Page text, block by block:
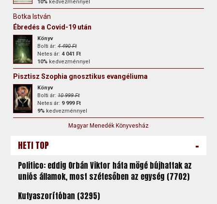
10% kedvezménnyel
Botka István
Ébredés a Covid-19 után
Könyv
Bolti ár:4 490 Ft
Netes ár:4 041 Ft
10% kedvezménnyel
Pisztisz Szophia gnosztikus evangéliuma
Könyv
Bolti ár:10 999 Ft
Netes ár: 9 999 Ft
9% kedvezménnyel
Magyar Menedék Könyvesház
HETI TOP -
Politico: eddig Orbán Viktor háta mögé bújhattak az
uniós államok, most szétesőben az egység (7702)
Kutyaszorítóban (3295)